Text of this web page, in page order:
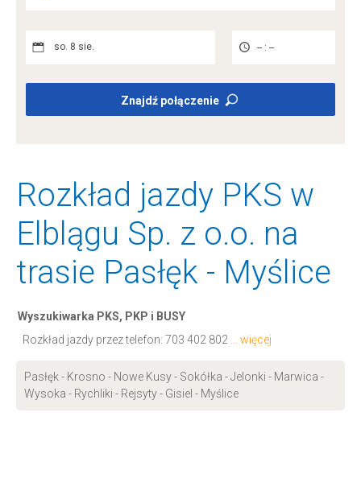
so. 8 sie. -- : --
Znajdź połączenie
Rozkład jazdy PKS w
Elblągu Sp. z o.o. na
trasie Pasłęk - Myślice
Wyszukiwarka PKS, PKP i BUSY
Rozkład jazdy przez telefon: 703 402 802 ... więcej
Pasłęk - Krosno - Nowe Kusy - Sokółka - Jelonki - Marwica -
Wysoka - Rychliki - Rejsyty - Gisiel - Myślice